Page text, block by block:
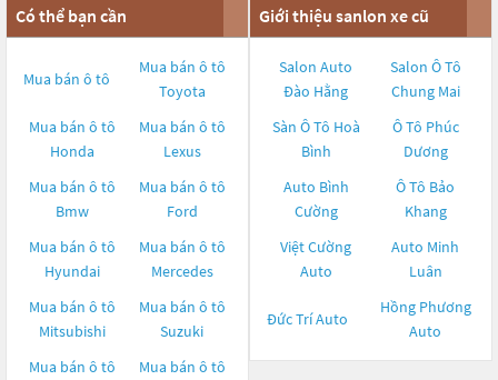
Có thể bạn cần
Mua bán ô tô
Mua bán ô tô
Toyota
Mua bán ô tô
Honda
Mua bán ô tô
Lexus
Mua bán ô tô
Bmw
Mua bán ô tô
Ford
Mua bán ô tô
Hyundai
Mua bán ô tô
Mercedes
Mua bán ô tô
Mitsubishi
Mua bán ô tô
Suzuki
Mua bán ô tô
Mua bán ô tô
Giới thiệu sanlon xe cũ
Salon Auto
Đào Hằng
Salon Ô Tô
Chung Mai
Sàn Ô Tô Hoà
Bình
Ô Tô Phúc
Dương
Auto Bình
Cường
Ô Tô Bảo
Khang
Việt Cường
Auto
Auto Minh
Luân
Đức Trí Auto
Hồng Phương
Auto